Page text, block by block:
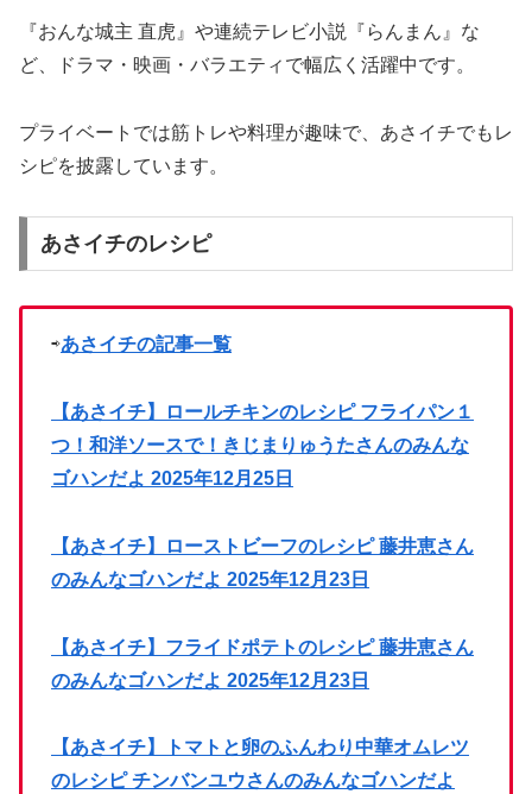
『おんな城主 直虎』や連続テレビ小説『らんまん』な
ど、ドラマ・映画・バラエティで幅広く活躍中です。
プライベートでは筋トレや料理が趣味で、あさイチでもレ
シピを披露しています。
あさイチのレシピ
⇨あさイチの記事一覧
【あさイチ】ロールチキンのレシピ フライパン１
つ！和洋ソースで！きじまりゅうたさんのみんな
ゴハンだよ 2025年12月25日
【あさイチ】ローストビーフのレシピ 藤井恵さん
のみんなゴハンだよ 2025年12月23日
【あさイチ】フライドポテトのレシピ 藤井恵さん
のみんなゴハンだよ 2025年12月23日
【あさイチ】トマトと卵のふんわり中華オムレツ
のレシピ チンバンユウさんのみんなゴハンだよ